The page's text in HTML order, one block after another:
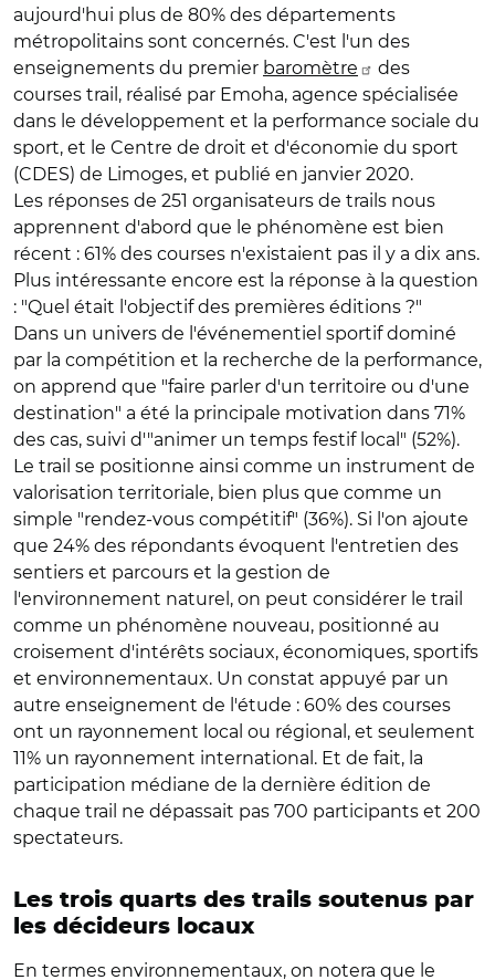
aujourd'hui plus de 80% des départements
métropolitains sont concernés. C'est l'un des
enseignements du premier baromètre
des
courses trail, réalisé par Emoha, agence spécialisée
dans le développement et la performance sociale du
sport, et le Centre de droit et d'économie du sport
(CDES) de Limoges, et publié en janvier 2020.
Les réponses de 251 organisateurs de trails nous
apprennent d'abord que le phénomène est bien
récent : 61% des courses n'existaient pas il y a dix ans.
Plus intéressante encore est la réponse à la question
: "Quel était l'objectif des premières éditions ?"
Dans un univers de l'événementiel sportif dominé
par la compétition et la recherche de la performance,
on apprend que "faire parler d'un territoire ou d'une
destination" a été la principale motivation dans 71%
des cas, suivi d'"animer un temps festif local" (52%).
Le trail se positionne ainsi comme un instrument de
valorisation territoriale, bien plus que comme un
simple "rendez-vous compétitif" (36%). Si l'on ajoute
que 24% des répondants évoquent l'entretien des
sentiers et parcours et la gestion de
l'environnement naturel, on peut considérer le trail
comme un phénomène nouveau, positionné au
croisement d'intérêts sociaux, économiques, sportifs
et environnementaux. Un constat appuyé par un
autre enseignement de l'étude : 60% des courses
ont un rayonnement local ou régional, et seulement
11% un rayonnement international. Et de fait, la
participation médiane de la dernière édition de
chaque trail ne dépassait pas 700 participants et 200
spectateurs.
Les trois quarts des trails soutenus par
les décideurs locaux
En termes environnementaux, on notera que le